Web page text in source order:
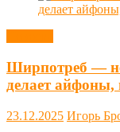
Ширпотреб —
делает айфоны,
23.12.2025 Игорь